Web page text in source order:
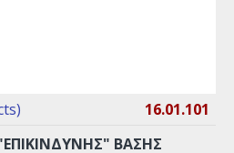
16.01.101
ΒΑΣΗΣ